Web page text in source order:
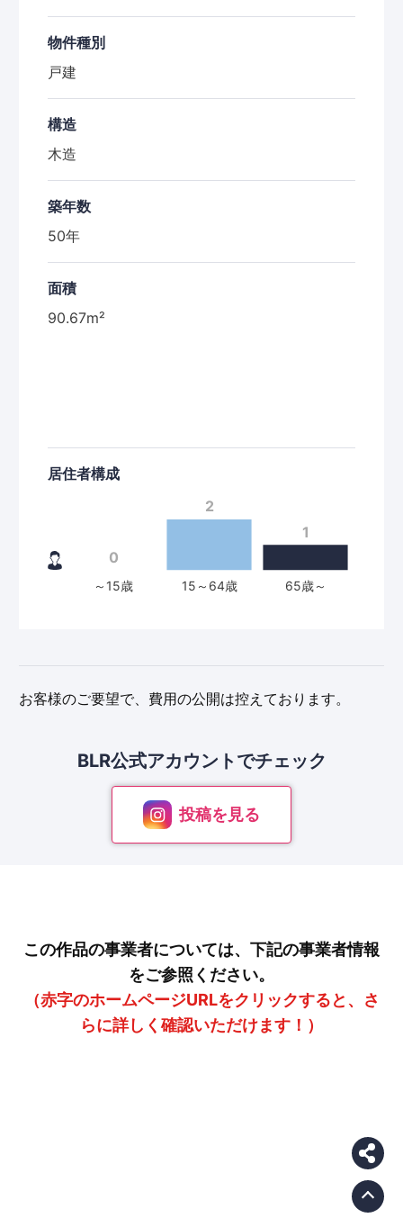
物件種別
戸建
構造
木造
築年数
50年
面積
90.67m²
居住者構成
お客様のご要望で、費用の公開は控えております。
BLR公式アカウントでチェック
投稿を見る
この作品の事業者については、下記の事業者情報
をご参照ください。
（赤字のホームページURLをクリックすると、さ
らに詳しく確認いただけます！）